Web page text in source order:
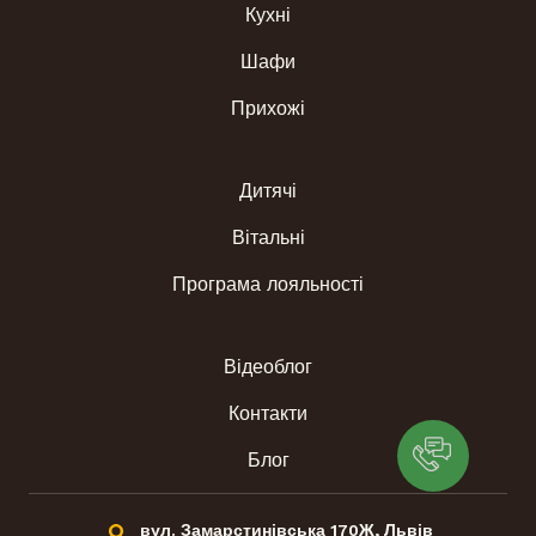
Кухні
Шафи
Прихожі
Дитячі
Вітальні
Програма лояльності
Відеоблог
Контакти
Блог
вул. Замарстинівська 170Ж, Львів